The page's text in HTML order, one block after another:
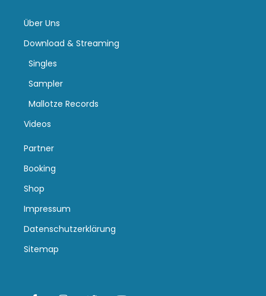
Über Uns
Download & Streaming
Singles
Sampler
Mallotze Records
Videos
Partner
Booking
Shop
Impressum
Datenschutzerklärung
Sitemap